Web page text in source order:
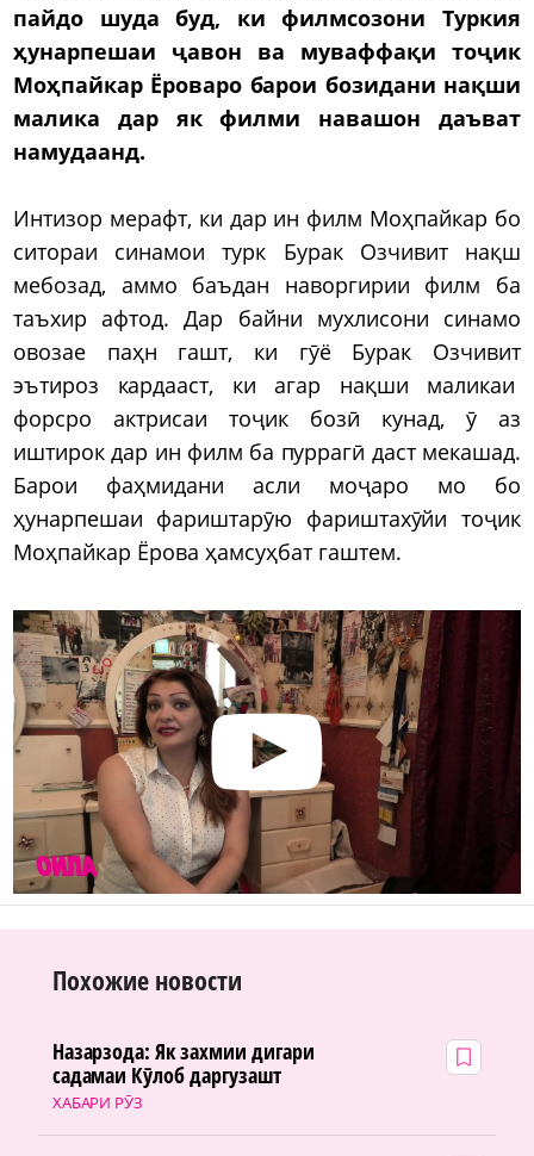
пайдо шуда буд, ки филмсозони Туркия
ҳунарпешаи ҷавон ва муваффақи тоҷик
Моҳпайкар Ёроваро барои бозидани нақши
малика дар як филми навашон даъват
намудаанд.
Интизор мерафт, ки дар ин филм Моҳпайкар бо
ситораи синамои турк Бурак Озчивит нақш
мебозад, аммо баъдан наворгирии филм ба
таъхир афтод. Дар байни мухлисони синамо
овозае паҳн гашт, ки гӯё Бурак Озчивит
эътироз кардааст, ки агар нақши маликаи
форсро актрисаи тоҷик бозӣ кунад, ӯ аз
иштирок дар ин филм ба пуррагӣ даст мекашад.
Барои фаҳмидани асли моҷаро мо бо
ҳунарпешаи фариштарӯю фариштахӯйи тоҷик
Моҳпайкар Ёрова ҳамсуҳбат гаштем.
Похожие новости
ХАБАРИ РӮЗ
Назарзода: Як захмии дигари
садамаи Кӯлоб даргузашт